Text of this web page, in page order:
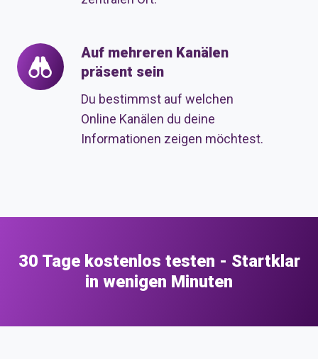
Auf mehreren Kanälen
präsent sein
Du bestimmst auf welchen
Online Kanälen du deine
Informationen zeigen möchtest.
Auf
mehreren
Kanälen
30 Tage kostenlos testen - Startklar
in wenigen Minuten